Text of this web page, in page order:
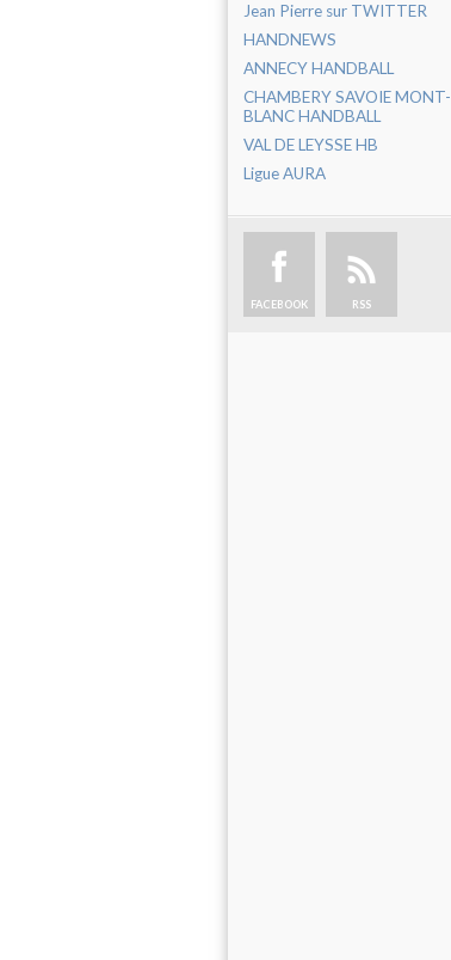
Jean Pierre sur TWITTER
HANDNEWS
ANNECY HANDBALL
CHAMBERY SAVOIE MONT-
BLANC HANDBALL
VAL DE LEYSSE HB
Ligue AURA
FACEBOOK RSS